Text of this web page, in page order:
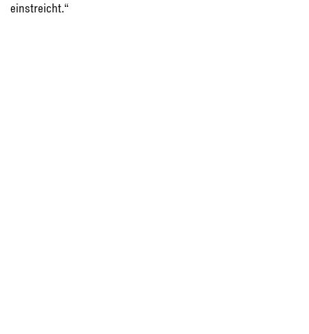
einstreicht.“